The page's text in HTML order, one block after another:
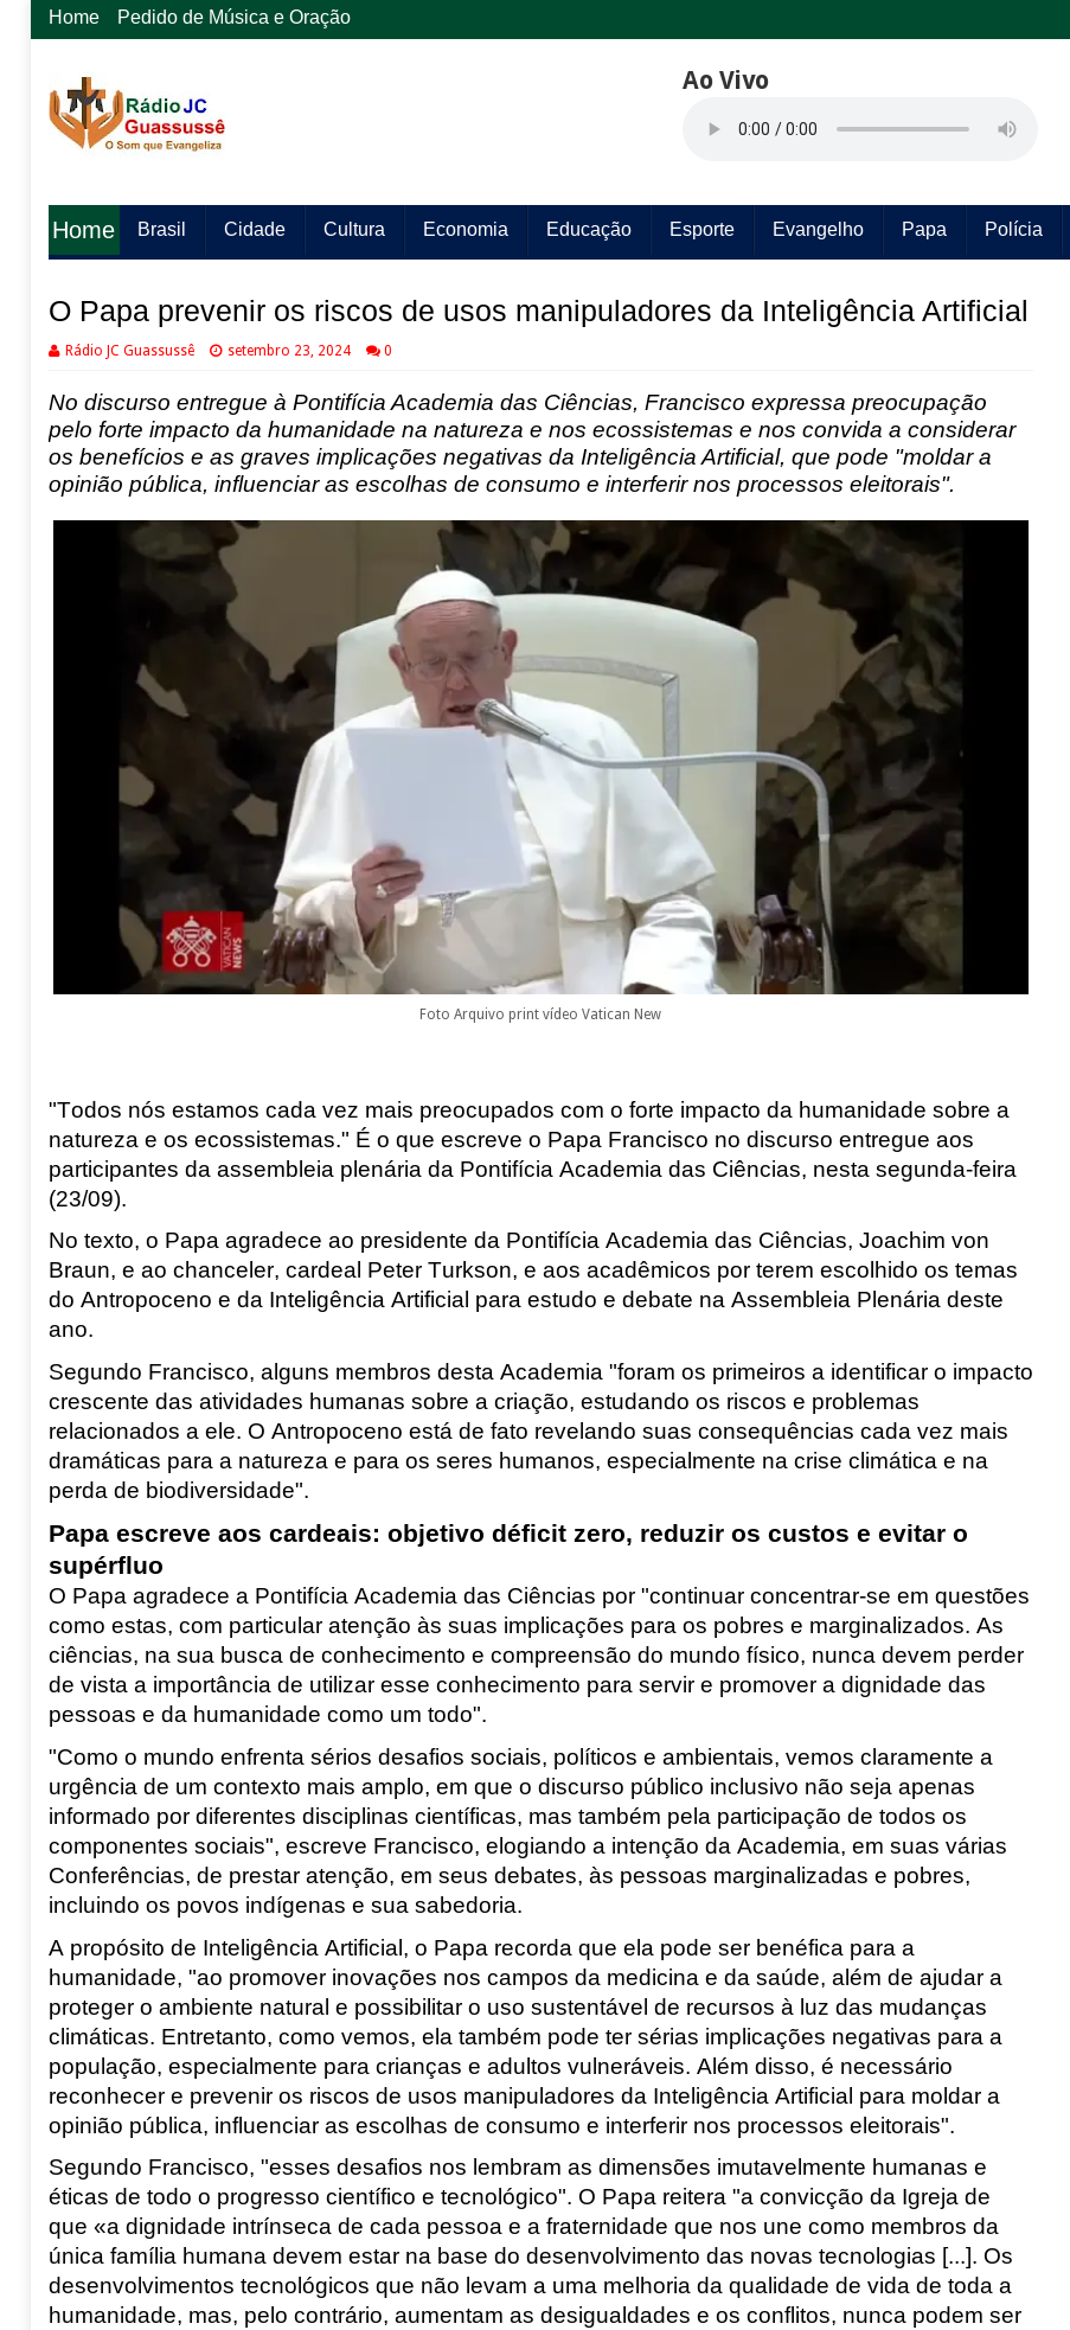
Home Pedido de Música e Oração
Ao Vivo
Home Brasil Cidade Cultura Economia Educação Esporte Evangelho Papa Polícia
O Papa prevenir os riscos de usos manipuladores da Inteligência Artificial
Rádio JC Guassussê setembro 23, 2024 0
No discurso entregue à Pontifícia Academia das Ciências, Francisco expressa preocupação
pelo forte impacto da humanidade na natureza e nos ecossistemas e nos convida a considerar
os benefícios e as graves implicações negativas da Inteligência Artificial, que pode "moldar a
opinião pública, influenciar as escolhas de consumo e interferir nos processos eleitorais".
Foto Arquivo print vídeo Vatican New
"Todos nós estamos cada vez mais preocupados com o forte impacto da humanidade sobre a
natureza e os ecossistemas." É o que escreve o Papa Francisco no discurso entregue aos
participantes da assembleia plenária da Pontifícia Academia das Ciências, nesta segunda-feira
(23/09).
No texto, o Papa agradece ao presidente da Pontifícia Academia das Ciências, Joachim von
Braun, e ao chanceler, cardeal Peter Turkson, e aos acadêmicos por terem escolhido os temas
do Antropoceno e da Inteligência Artificial para estudo e debate na Assembleia Plenária deste
ano.
Segundo Francisco, alguns membros desta Academia "foram os primeiros a identificar o impacto
crescente das atividades humanas sobre a criação, estudando os riscos e problemas
relacionados a ele. O Antropoceno está de fato revelando suas consequências cada vez mais
dramáticas para a natureza e para os seres humanos, especialmente na crise climática e na
perda de biodiversidade".
Papa escreve aos cardeais: objetivo déficit zero, reduzir os custos e evitar o
supérfluo
O Papa agradece a Pontifícia Academia das Ciências por "continuar concentrar-se em questões
como estas, com particular atenção às suas implicações para os pobres e marginalizados. As
ciências, na sua busca de conhecimento e compreensão do mundo físico, nunca devem perder
de vista a importância de utilizar esse conhecimento para servir e promover a dignidade das
pessoas e da humanidade como um todo".
"Como o mundo enfrenta sérios desafios sociais, políticos e ambientais, vemos claramente a
urgência de um contexto mais amplo, em que o discurso público inclusivo não seja apenas
informado por diferentes disciplinas científicas, mas também pela participação de todos os
componentes sociais", escreve Francisco, elogiando a intenção da Academia, em suas várias
Conferências, de prestar atenção, em seus debates, às pessoas marginalizadas e pobres,
incluindo os povos indígenas e sua sabedoria.
A propósito de Inteligência Artificial, o Papa recorda que ela pode ser benéfica para a
humanidade, "ao promover inovações nos campos da medicina e da saúde, além de ajudar a
proteger o ambiente natural e possibilitar o uso sustentável de recursos à luz das mudanças
climáticas. Entretanto, como vemos, ela também pode ter sérias implicações negativas para a
população, especialmente para crianças e adultos vulneráveis. Além disso, é necessário
reconhecer e prevenir os riscos de usos manipuladores da Inteligência Artificial para moldar a
opinião pública, influenciar as escolhas de consumo e interferir nos processos eleitorais".
Segundo Francisco, "esses desafios nos lembram as dimensões imutavelmente humanas e
éticas de todo o progresso científico e tecnológico". O Papa reitera "a convicção da Igreja de
que «a dignidade intrínseca de cada pessoa e a fraternidade que nos une como membros da
única família humana devem estar na base do desenvolvimento das novas tecnologias [...]. Os
desenvolvimentos tecnológicos que não levam a uma melhoria da qualidade de vida de toda a
humanidade, mas, pelo contrário, aumentam as desigualdades e os conflitos, nunca podem ser